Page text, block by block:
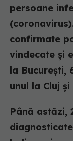
persoane
confirmate
vindecate și
la București,
unul la Cluj
Până astăzi,